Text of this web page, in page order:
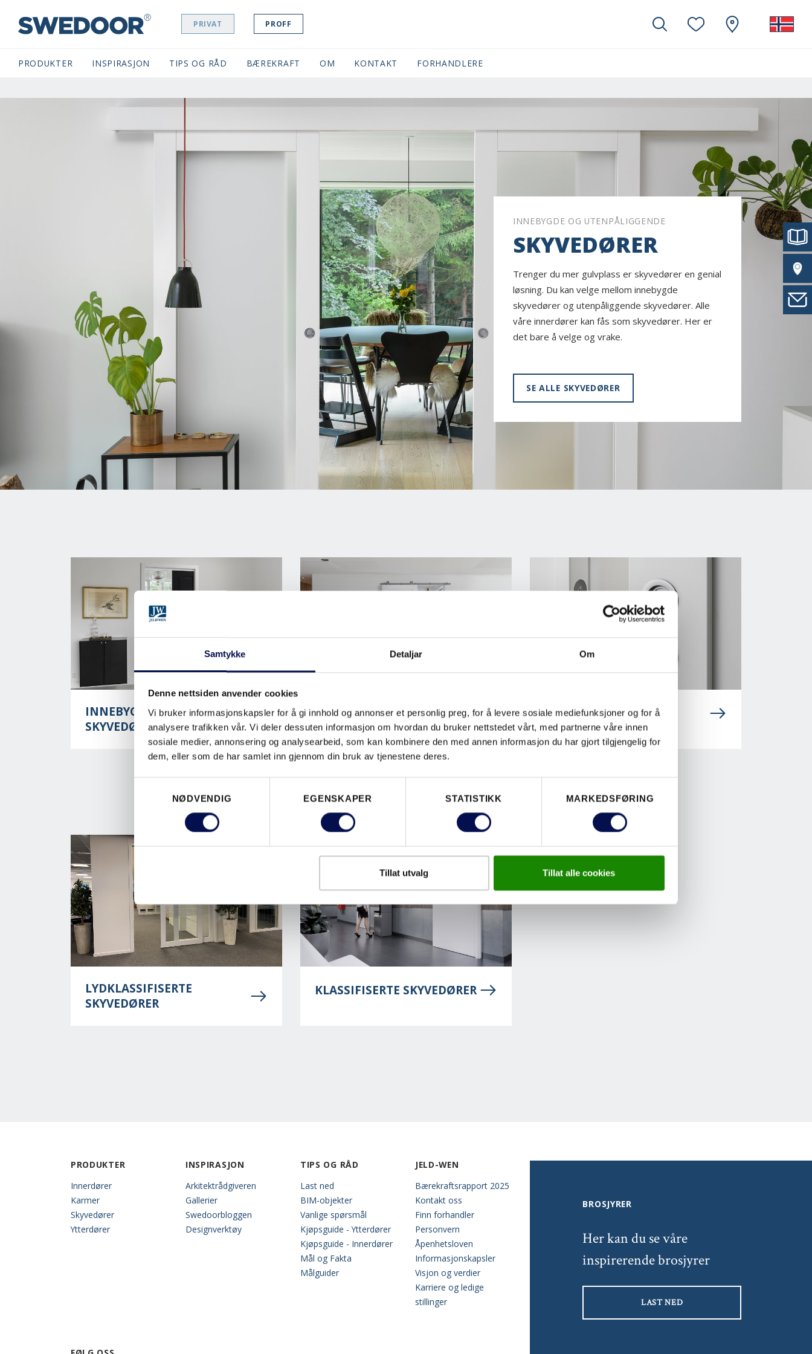
Samtykke Detaljar Om
Denne nettsiden anvender cookies
Vi bruker informasjonskapsler for å gi innhold og annonser et personlig preg, for å levere sosiale mediefunksjoner og for å
analysere trafikken vår. Vi deler dessuten informasjon om hvordan du bruker nettstedet vårt, med partnerne våre innen
sosiale medier, annonsering og analysearbeid, som kan kombinere den med annen informasjon du har gjort tilgjengelig for
dem, eller som de har samlet inn gjennom din bruk av tjenestene deres.
NØDVENDIG EGENSKAPER STATISTIKK MARKEDSFØRING
Tillat utvalg Tillat alle cookies
SWEDOOR NAVIGATION PRIVAT PROFF
PRODUKTER INSPIRASJON TIPS OG RÅD BÆREKRAFT OM KONTAKT FORHANDLERE
INNEBYGDE OG UTENPÅLIGGENDE
SKYVEDØRER
Trenger du mer gulvplass er skyvedører en genial
løsning. Du kan velge mellom innebygde
skyvedører og utenpåliggende skyvedører. Alle
våre innerdører kan fås som skyvedører. Her er
det bare å velge og vrake.
SE ALLE SKYVEDØRER
INNEBYGDE
SKYVEDØRSLØSNINGER
UTENPÅLIGGENDE
SKYVEDØRSLØSNINGER
SKYVEDØRSBESLAG
LYDKLASSIFISERTE
SKYVEDØRER
KLASSIFISERTE SKYVEDØRER
PRODUKTER
Innerdører
Karmer
Skyvedører
Ytterdører
INSPIRASJON
Arkitektrådgiveren
Gallerier
Swedoorbloggen
Designverktøy
TIPS OG RÅD
Last ned
BIM-objekter
Vanlige spørsmål
Kjøpsguide - Ytterdører
Kjøpsguide - Innerdører
Mål og Fakta
Målguider
JELD-WEN
Bærekraftsrapport 2025
Kontakt oss
Finn forhandler
Personvern
Åpenhetsloven
Informasjonskapsler
Visjon og verdier
Karriere og ledige
stillinger
BROSJYRER
Her kan du se våre
inspirerende brosjyrer
LAST NED